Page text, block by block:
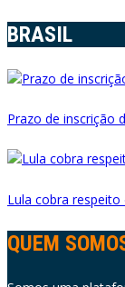
BRASIL
Prazo de inscrição
Lula cobra
QUEM